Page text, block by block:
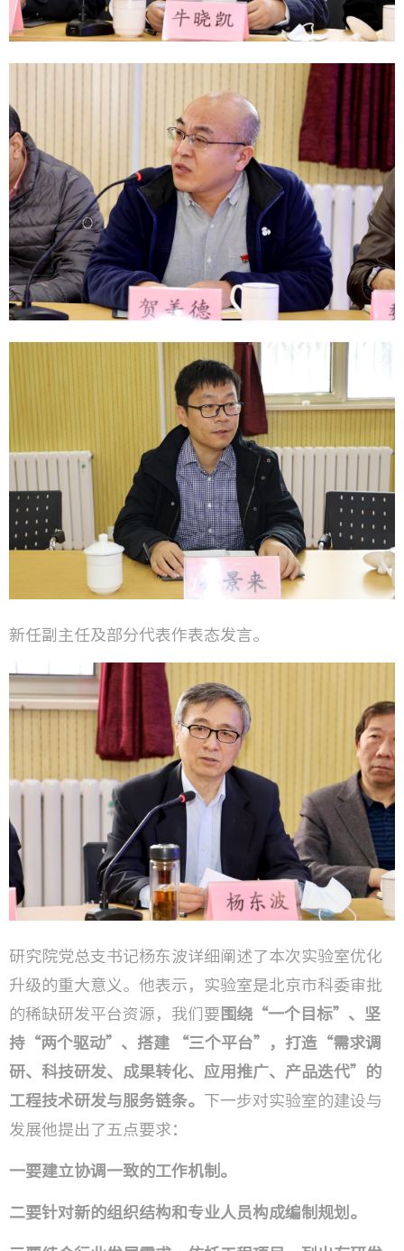
新任副主任及部分代表作表态发言。
研究院党总支书记杨东波详细阐述了本次实验室优化
升级的重大意义。他表示，实验室是北京市科委审批
的稀缺研发平台资源，我们要 围绕“一个目标”、坚
持“两个驱动”、搭建 “三个平台”，打造“需求调
研、科技研发、成果转化、应用推广、产品迭代”的
工程技术研发与服务链条。 下一步对实验室的建设与
发展他提出了五点要求：
一要建立协调一致的工作机制。
二要针对新的组织结构和专业人员构成编制规划。